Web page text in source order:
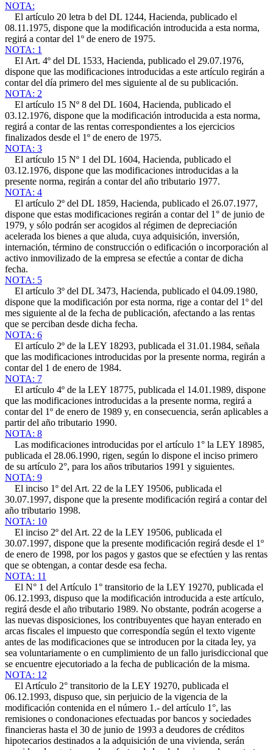
NOTA:
El artículo 20 letra b del DL 1244, Hacienda, publicado el
08.11.1975, dispone que la modificación introducida a esta norma,
regirá a contar del 1º de enero de 1975.
NOTA: 1
El Art. 4º del DL 1533, Hacienda, publicado el 29.07.1976,
dispone que las modificaciones introducidas a este artículo regirán a
contar del día primero del mes siguiente al de su publicación.
NOTA: 2
El artículo 15 Nº 8 del DL 1604, Hacienda, publicado el
03.12.1976, dispone que la modificación introducida a esta norma,
regirá a contar de las rentas correspondientes a los ejercicios
finalizados desde el 1º de enero de 1975.
NOTA: 3
El artículo 15 Nº 1 del DL 1604, Hacienda, publicado el
03.12.1976, dispone que las modificaciones introducidas a la
presente norma, regirán a contar del año tributario 1977.
NOTA: 4
El artículo 2º del DL 1859, Hacienda, publicado el 26.07.1977,
dispone que estas modificaciones regirán a contar del 1° de junio de
1979, y sólo podrán ser acogidos al régimen de depreciación
acelerada los bienes a que aluda, cuya adquisición, inversión,
internación, término de construcción o edificación o incorporación al
activo inmovilizado de la empresa se efectúe a contar de dicha
fecha.
NOTA: 5
El artículo 3º del DL 3473, Hacienda, publicado el 04.09.1980,
dispone que la modificación por esta norma, rige a contar del 1º del
mes siguiente al de la fecha de publicación, afectando a las rentas
que se perciban desde dicha fecha.
NOTA: 6
El artículo 2º de la LEY 18293, publicada el 31.01.1984, señala
que las modificaciones introducidas por la presente norma, regirán a
contar del 1 de enero de 1984.
NOTA: 7
El artículo 4º de la LEY 18775, publicada el 14.01.1989, dispone
que las modificaciones introducidas a la presente norma, regirá a
contar del 1º de enero de 1989 y, en consecuencia, serán aplicables a
partir del año tributario 1990.
NOTA: 8
Las modificaciones introducidas por el artículo 1° la LEY 18985,
publicada el 28.06.1990, rigen, según lo dispone el inciso primero
de su artículo 2°, para los años tributarios 1991 y siguientes.
NOTA: 9
El inciso 1º del Art. 22 de la LEY 19506, publicada el
30.07.1997, dispone que la presente modificación regirá a contar del
año tributario 1998.
NOTA: 10
El inciso 2º del Art. 22 de la LEY 19506, publicada el
30.07.1997, dispone que la presente modificación regirá desde el 1º
de enero de 1998, por los pagos y gastos que se efectúen y las rentas
que se obtengan, a contar desde esa fecha.
NOTA: 11
El N° 1 del Artículo 1° transitorio de la LEY 19270, publicada el
06.12.1993, dispuso que la modificación introducida a este artículo,
regirá desde el año tributario 1989. No obstante, podrán acogerse a
las nuevas disposiciones, los contribuyentes que hayan enterado en
arcas fiscales el impuesto que correspondía según el texto vigente
antes de las modificaciones que se introducen por la citada ley, ya
sea voluntariamente o en cumplimiento de un fallo jurisdiccional que
se encuentre ejecutoriado a la fecha de publicación de la misma.
NOTA: 12
El Artículo 2° transitorio de la LEY 19270, publicada el
06.12.1993, dispuso que, sin perjuicio de la vigencia de la
modificación contenida en el número 1.- del artículo 1°, las
remisiones o condonaciones efectuadas por bancos y sociedades
financieras hasta el 30 de junio de 1993 a deudores de créditos
hipotecarios destinados a la adquisición de una vivienda, serán